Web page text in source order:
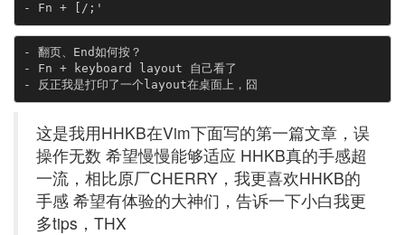
- 翻页、End如何按？
- Fn + keyboard layout 自己看了
这是我用HHKB在Vim下面写的第一篇文章，误
操作无数 希望慢慢能够适应 HHKB真的手感超
一流，相比原厂CHERRY，我更喜欢HHKB的
手感 希望有体验的大神们，告诉一下小白我更
多tips，THX